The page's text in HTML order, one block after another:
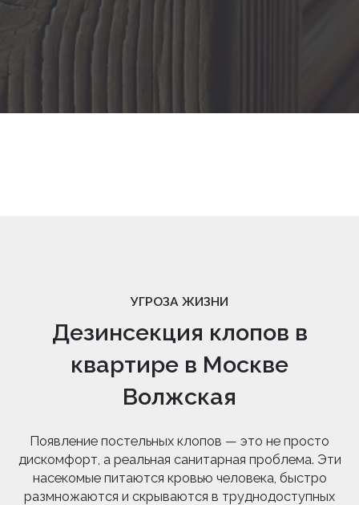
УГРОЗА ЖИЗНИ
Дезинсекция клопов в
квартире в Москве
Волжская
Появление постельных клопов — это не просто
дискомфорт, а реальная санитарная проблема. Эти
насекомые питаются кровью человека, быстро
размножаются и скрываются в труднодоступных